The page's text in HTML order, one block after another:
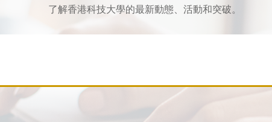
了解香港科技大學的最新動態、活動和突破。